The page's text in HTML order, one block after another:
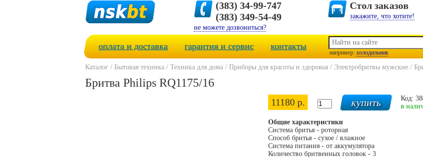
(383) 34-99-747
(383) 349-54-49
не можете дозвониться?
Стол заказов
закажите, что хотите!
оплата и доставка гарантия и сервис контакты
например: холодильник
Каталог / Бытовая техника / Техника для дома / Приборы для красоты и здоровья / Электробритвы мужские /
Бритва Philips RQ1175/16
11180 р.
Код:
в
Общие характеристики
Система бритья - роторная
Способ бритья - сухое / влажное
Система питания - от аккумулятора
Количество бритвенных головок - 3